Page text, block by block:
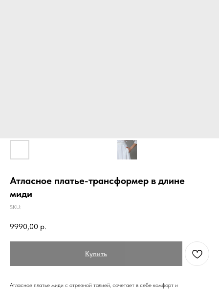
Атласное платье-трансформер в длине
миди
SKU:
9990,00 р.
Купить
Атласное платье миди с отрезной талией, сочетает в себе комфорт и